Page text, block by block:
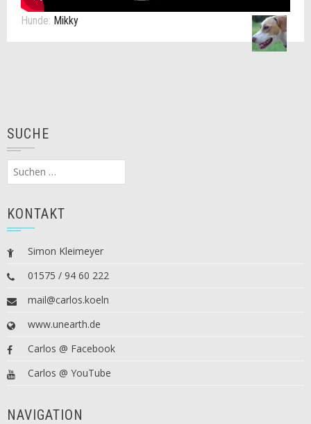
Hunde: Mikky
SUCHE
Suchen
nach:
KONTAKT
Simon Kleimeyer
01575 / 94 60 222
mail@carlos.koeln
www.unearth.de
Carlos @ Facebook
Carlos @ YouTube
NAVIGATION